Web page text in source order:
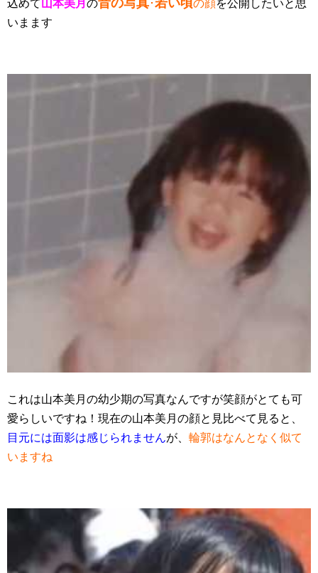
込めて山本美月 の ･ の顔を公開したいと思
いまます
これは山本美月の幼少期の写真なんですが笑顔がとても可
愛らしいですね！現在の山本美月の顔と見比べて見ると、
目元には面影は感じられませんが、 輪郭はなんとなく似て
いますね